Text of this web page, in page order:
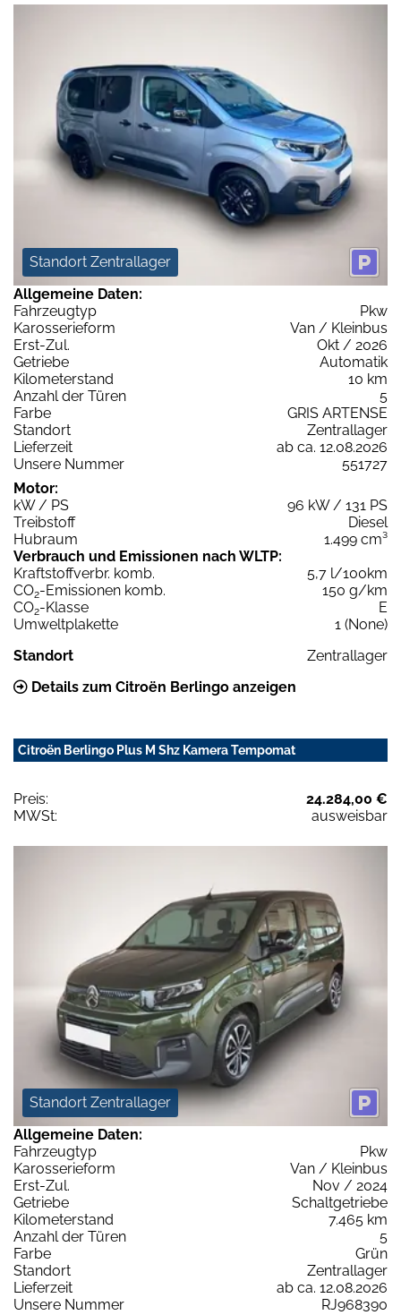
Standort Zentrallager
Allgemeine Daten:
Fahrzeugtyp
Pkw
Karosserieform
Van / Kleinbus
Erst-Zul.
Okt / 2026
Getriebe
Automatik
Kilometerstand
10 km
Anzahl der Türen
5
Farbe
GRIS ARTENSE
Standort
Zentrallager
Lieferzeit
ab ca. 12.08.2026
Unsere Nummer
551727
Motor:
kW / PS
96 kW / 131 PS
Treibstoff
Diesel
Hubraum
1.499 cm³
Verbrauch und Emissionen nach WLTP:
Kraftstoffverbr. komb.
5,7 l/100km
CO2-Emissionen komb.
150 g/km
CO2-Klasse
E
Umweltplakette
1 (None)
Standort
Zentrallager
Details zum Citroën Berlingo anzeigen
Citroën Berlingo Plus M Shz Kamera Tempomat
Preis:
24.284,00 €
MWSt:
ausweisbar
Standort Zentrallager
Allgemeine Daten:
Fahrzeugtyp
Pkw
Karosserieform
Van / Kleinbus
Erst-Zul.
Nov / 2024
Getriebe
Schaltgetriebe
Kilometerstand
7.465 km
Anzahl der Türen
5
Farbe
Grün
Standort
Zentrallager
Lieferzeit
ab ca. 12.08.2026
Unsere Nummer
RJ968390